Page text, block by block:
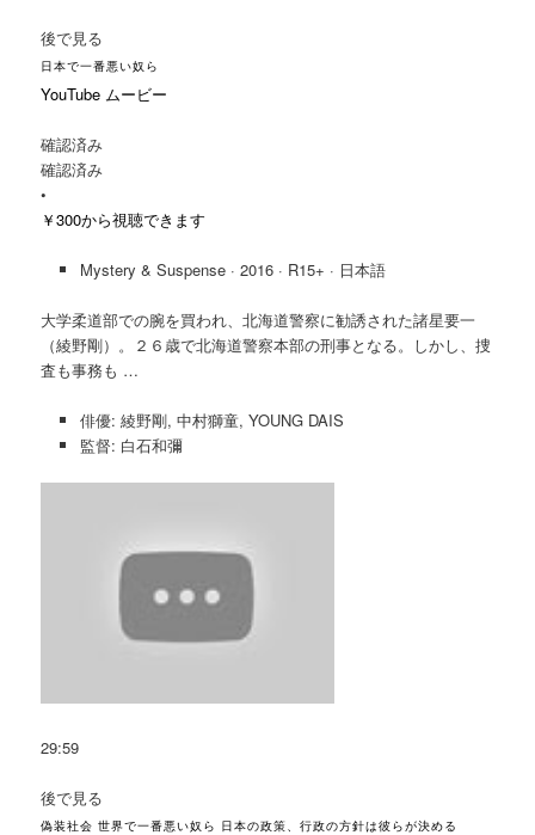
後で見る
日本で一番悪い奴ら
YouTube ムービー
確認済み
確認済み
•
￥300から視聴できます
Mystery & Suspense · 2016 · R15+ · 日本語
大学柔道部での腕を買われ、北海道警察に勧誘された諸星要一
（綾野剛）。２６歳で北海道警察本部の刑事となる。しかし、捜
査も事務も …
俳優: 綾野剛, 中村獅童, YOUNG DAIS
監督: 白石和彌
29:59
後で見る
偽装社会 世界で一番悪い奴ら 日本の政策、行政の方針は彼らが決める